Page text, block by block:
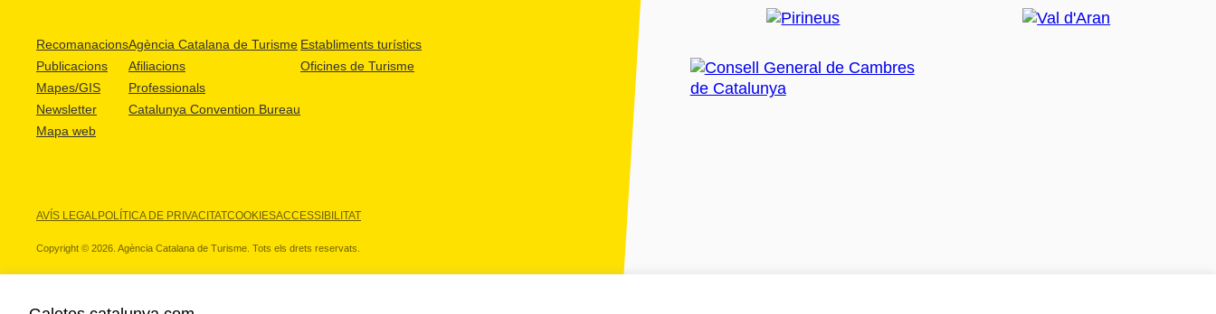
Recomanacions
Publicacions
Mapes/GIS
Newsletter
Mapa web
Agència Catalana de Turisme
Afiliacions
Professionals
Catalunya Convention Bureau
Establiments turístics
Oficines de Turisme
AVÍS LEGALPOLÍTICA DE PRIVACITATCOOKIESACCESSIBILITAT
Copyright © 2026. Agència Catalana de Turisme. Tots els drets reservats.